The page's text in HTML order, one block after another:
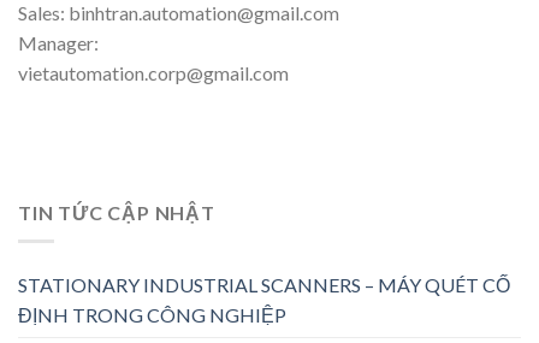
Sales: binhtran.automation@gmail.com
Manager:
vietautomation.corp@gmail.com
TIN TỨC CẬP NHẬT
STATIONARY INDUSTRIAL SCANNERS – MÁY QUÉT CỐ
ĐỊNH TRONG CÔNG NGHIỆP